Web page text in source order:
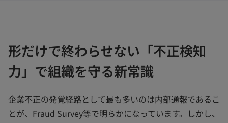
形だけで終わらせない「不正検知
力」で組織を守る新常識
企業不正の発覚経路として最も多いのは内部通報であるこ
とが、Fraud Survey等で明らかになっています。しかし、